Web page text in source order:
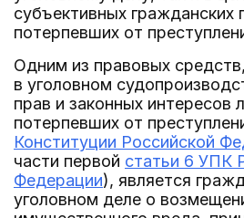
субъективных гражданских
потерпевших от
Одним из правовых
в уголовном
прав и законных интересов
потерпевших от
Конституции Российской
части первой статьи 6 УПК
Федерации), является
уголовном деле о